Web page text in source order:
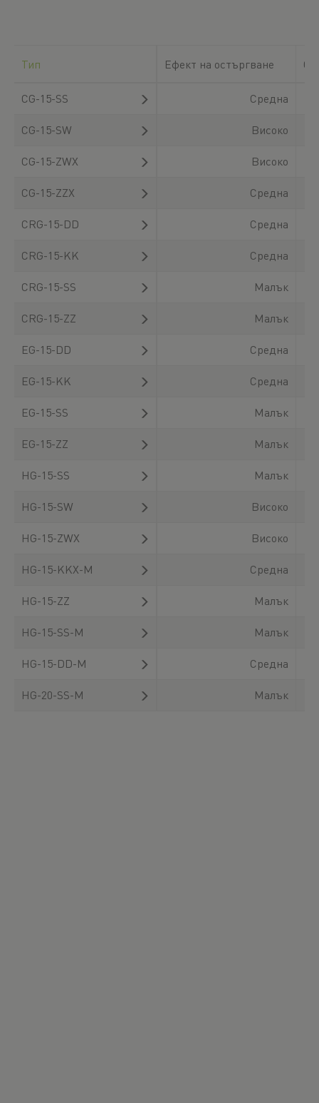
Тип Ефект на остъргване
CG-15-SS Средна
CG-15-SW Високо
CG-15-ZWX Високо
CG-15-ZZX Средна
CRG-15-DD Средна
CRG-15-KK Средна
CRG-15-SS Малък
CRG-15-ZZ Малък
EG-15-DD Средна
EG-15-KK Средна
EG-15-SS Малък
EG-15-ZZ Малък
HG-15-SS Малък
HG-15-SW Високо
HG-15-ZWX Високо
HG-15-KKX-M Средна
HG-15-ZZ Малък
HG-15-SS-M Малък
HG-15-DD-M Средна
HG-20-SS-M Малък